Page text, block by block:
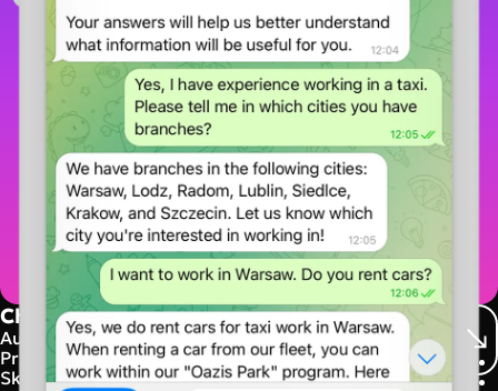
Chatbot rekrutacyjny AI 24/7 — Oazis Park
Automatyzacja rekrutacji 24/7
Przekazanie do konsultanta w razie wątpliwości
Skalowalna baza wiedzy